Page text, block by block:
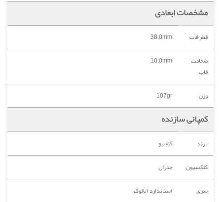
مشخصات ابعادی
قطر قاب
38.0mm
ضخامت
قاب
10.0mm
وزن 107gr
کمپانی سازنده
برند
کاسیو
کلکسیون
جنرال
سری
استاندارد آنالوگ